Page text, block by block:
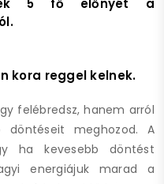
5 fő előnyét a
kora reggel kelnek.
felébredsz, hanem arról
meghozod. A
ha kevesebb döntést
energiájuk marad a